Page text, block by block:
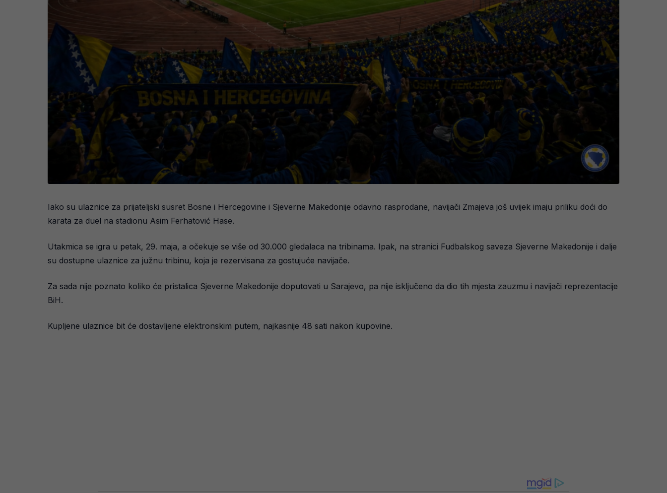
Iako su ulaznice za prijateljski susret Bosne i Hercegovine i Sjeverne Makedonije odavno rasprodane, navijači Zmajeva još uvijek imaju priliku doći do
karata za duel na stadionu Asim Ferhatović Hase.
Utakmica se igra u petak, 29. maja, a očekuje se više od 30.000 gledalaca na tribinama. Ipak, na stranici Fudbalskog saveza Sjeverne Makedonije i dalje
su dostupne ulaznice za južnu tribinu, koja je rezervisana za gostujuće navijače.
Za sada nije poznato koliko će pristalica Sjeverne Makedonije doputovati u Sarajevo, pa nije isključeno da dio tih mjesta zauzmu i navijači reprezentacije
BiH.
Kupljene ulaznice bit će dostavljene elektronskim putem, najkasnije 48 sati nakon kupovine.